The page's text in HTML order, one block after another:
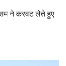
ने करवट लेते हुए